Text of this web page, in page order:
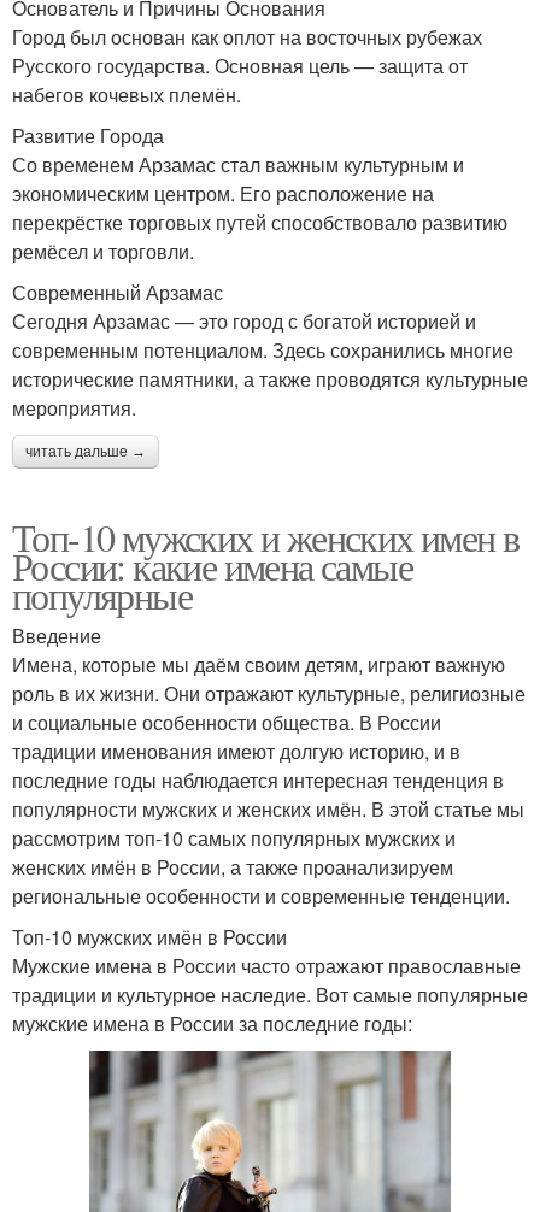
Основатель и Причины Основания
Город был основан как оплот на восточных рубежах
Русского государства. Основная цель — защита от
набегов кочевых племён.
Развитие Города
Со временем Арзамас стал важным культурным и
экономическим центром. Его расположение на
перекрёстке торговых путей способствовало развитию
ремёсел и торговли.
Современный Арзамас
Сегодня Арзамас — это город с богатой историей и
современным потенциалом. Здесь сохранились многие
исторические памятники, а также проводятся культурные
мероприятия.
читать дальше →
Топ-10 мужских и женских имен в
России: какие имена самые
популярные
Введение
Имена, которые мы даём своим детям, играют важную
роль в их жизни. Они отражают культурные, религиозные
и социальные особенности общества. В России
традиции именования имеют долгую историю, и в
последние годы наблюдается интересная тенденция в
популярности мужских и женских имён. В этой статье мы
рассмотрим топ-10 самых популярных мужских и
женских имён в России, а также проанализируем
региональные особенности и современные тенденции.
Топ-10 мужских имён в России
Мужские имена в России часто отражают православные
традиции и культурное наследие. Вот самые популярные
мужские имена в России за последние годы: